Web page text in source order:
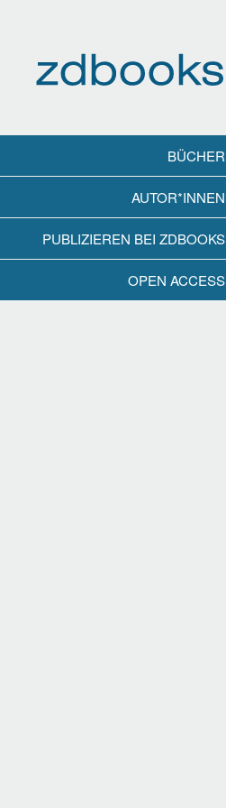
BÜCHER
AUTOR*INNEN
PUBLIZIEREN BEI ZDBOOKS
OPEN ACCESS